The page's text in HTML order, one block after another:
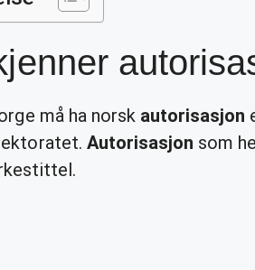
må ha norsk autorisasjon
Autorisasjon som